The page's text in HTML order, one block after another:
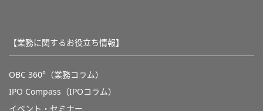
【業務に関するお役立ち情報】
OBC 360°（業務コラム）
IPO Compass（IPOコラム）
イベント・セミナー